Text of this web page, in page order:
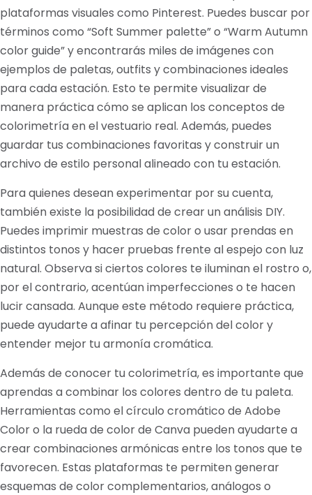
plataformas visuales como Pinterest. Puedes buscar por
términos como “Soft Summer palette” o “Warm Autumn
color guide” y encontrarás miles de imágenes con
ejemplos de paletas, outfits y combinaciones ideales
para cada estación. Esto te permite visualizar de
manera práctica cómo se aplican los conceptos de
colorimetría en el vestuario real. Además, puedes
guardar tus combinaciones favoritas y construir un
archivo de estilo personal alineado con tu estación.
Para quienes desean experimentar por su cuenta,
también existe la posibilidad de crear un análisis DIY.
Puedes imprimir muestras de color o usar prendas en
distintos tonos y hacer pruebas frente al espejo con luz
natural. Observa si ciertos colores te iluminan el rostro o,
por el contrario, acentúan imperfecciones o te hacen
lucir cansada. Aunque este método requiere práctica,
puede ayudarte a afinar tu percepción del color y
entender mejor tu armonía cromática.
Además de conocer tu colorimetría, es importante que
aprendas a combinar los colores dentro de tu paleta.
Herramientas como el círculo cromático de Adobe
Color o la rueda de color de Canva pueden ayudarte a
crear combinaciones armónicas entre los tonos que te
favorecen. Estas plataformas te permiten generar
esquemas de color complementarios, análogos o